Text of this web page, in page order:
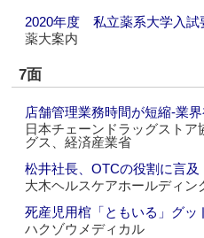
2020年度 私立薬系大学入試
薬大案内
7面
店舗管理業務時間が短縮‐業
日本チェーンドラッグスト
グス、経済産業省
松井社長、OTCの役割に言及
大木ヘルスケアホールディン
死産児用棺「ともいる」グッ
ハクゾウメディカル